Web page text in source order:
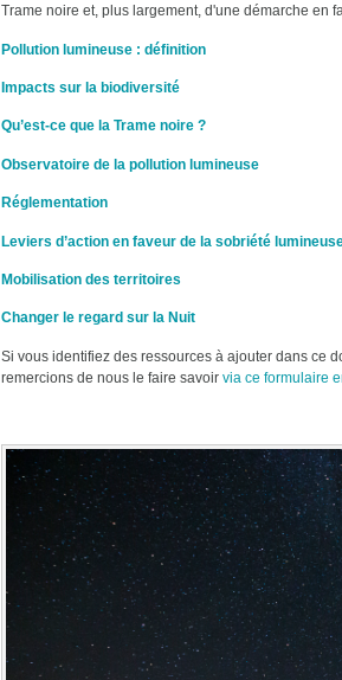
Trame noire et, plus largement, d'une démarche en
Pollution lumineuse : définition
Impacts sur la biodiversité
Qu’est-ce que la Trame noire ?
Observatoire de la pollution lumineuse
Réglementation
Leviers d’action en faveur de la sobriété
Mobilisation des territoires
Changer le regard sur la Nuit
Si vous identifiez des ressources à ajouter dans ce
remercions de nous le faire savoir via ce formulaire